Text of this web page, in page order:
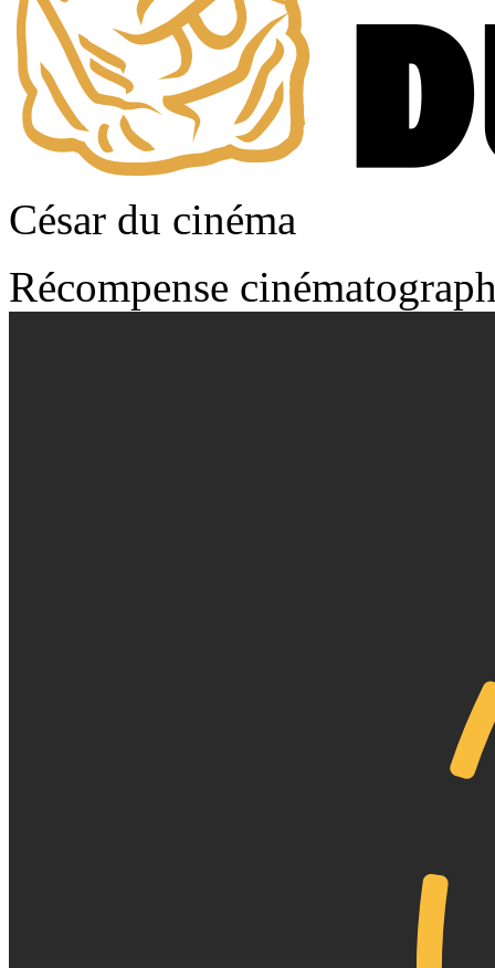
César du cinéma
Récompense